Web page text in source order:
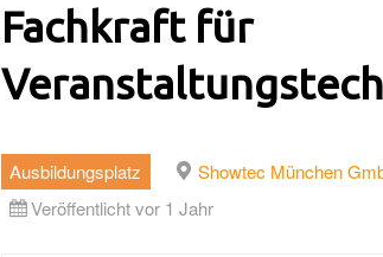
Fachkraft für
Ausbildungsplatz
Showtec München
Veröffentlicht vor 1 Jahr